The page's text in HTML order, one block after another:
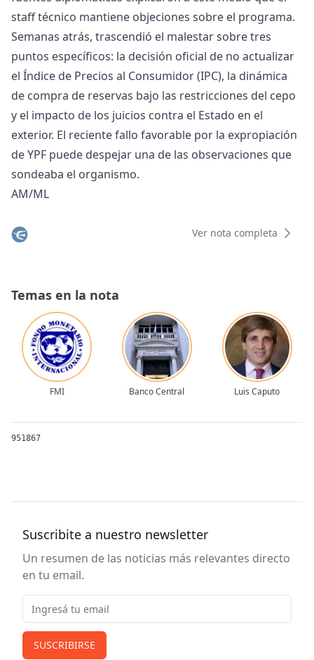
staff técnico mantiene objeciones sobre el programa.
Semanas atrás, trascendió el malestar sobre tres
puntos específicos: la decisión oficial de no actualizar
el Índice de Precios al Consumidor (IPC), la dinámica
de compra de reservas bajo las restricciones del cepo
y el impacto de los juicios contra el Estado en el
exterior. El reciente fallo favorable por la expropiación
de YPF puede despejar una de las observaciones que
sondeaba el organismo.
AM/ML
Ver nota completa
Temas en la nota
FMI Banco Central Luis Caputo
951867
Suscribite a nuestro newsletter
Un resumen de las noticias más relevantes directo
en tu email.
Email
SUSCRIBIRSE